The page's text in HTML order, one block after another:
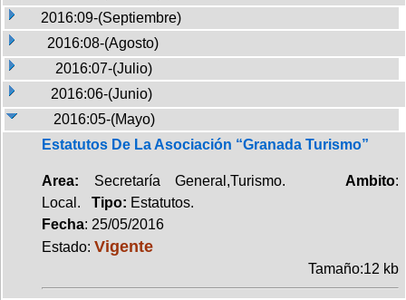
2016:09-(Septiembre)
2016:08-(Agosto)
2016:07-(Julio)
2016:06-(Junio)
2016:05-(Mayo)
Estatutos De La Asociación “Granada Turismo”
Area: Secretaría General,Turismo. Ambito:
Local. Tipo: Estatutos.
Fecha: 25/05/2016
Estado: Vigente
Tamaño:12 kb